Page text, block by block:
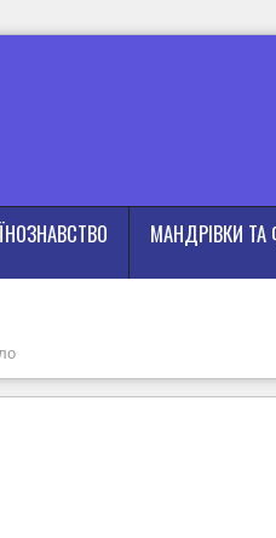
МАНДРІВКИ